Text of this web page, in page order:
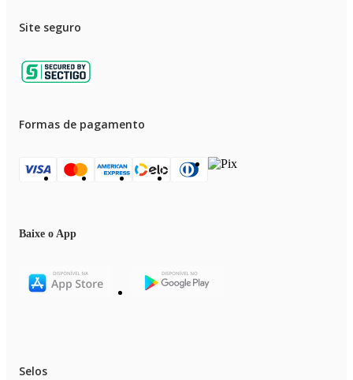
Site seguro
Formas de pagamento
Baixe o App
Selos